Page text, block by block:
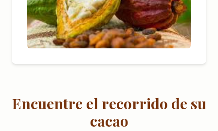
Encuentre el recorrido de su
cacao